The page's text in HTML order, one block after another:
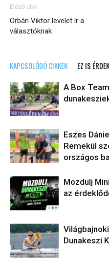
Előző cikk
Orbán Viktor levelet ír a
választóknak
KAPCSOLÓDÓ CIKKEK EZ IS
A Box
Eszes
Remekül
országos
Mozdulj
az
Dunakeszi